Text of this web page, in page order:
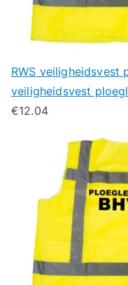
RWS veiligheidsvest
veiligheidsvest
€12.04